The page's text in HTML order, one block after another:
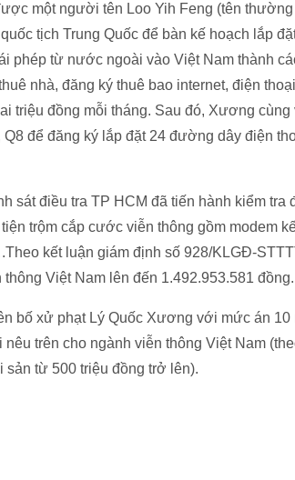
một người tên Loo Yih Feng (tên
tịch Trung Quốc để bàn kế hoạch lắp
phép từ nước ngoài vào Việt Nam thành
nhà, đăng ký thuê bao internet, điện
triệu đồng mỗi tháng. Sau đó, Xương
để đăng ký lắp đặt 24 đường dây điện
sát điều tra TP HCM đã tiến hành kiểm tra
trộm cắp cước viễn thông gồm modem
kết luận giám định số 928/KLGĐ-
Việt Nam lên đến 1.492.953.581 đồng.
bố xử phạt Lý Quốc Xương với mức án 10
trên cho ngành viễn thông Việt Nam
sản từ 500 triệu đồng trở lên).